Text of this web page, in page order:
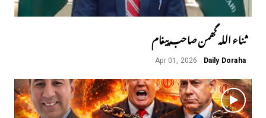
ثناء اللہ گھمن صاحب پیغام
Daily Doraha
Apr 01, 2026